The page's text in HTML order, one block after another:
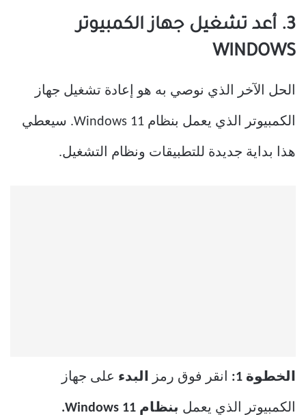
3. أعد تشغيل جهاز الكمبيوتر
WINDOWS
الحل الآخر الذي نوصي به هو إعادة تشغيل جهاز
الكمبيوتر الذي يعمل بنظام Windows 11. سيعطي
هذا بداية جديدة للتطبيقات ونظام التشغيل.
الخطوة 1: انقر فوق رمز البدء على جهاز
الكمبيوتر الذي يعمل بنظام Windows 11.